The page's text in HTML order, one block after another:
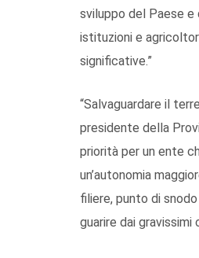
sviluppo del Paese
istituzioni e
significative.”
“Salvaguardare il
presidente della
priorità per un ente
un’autonomia
filiere, punto di
guarire dai gravissimi